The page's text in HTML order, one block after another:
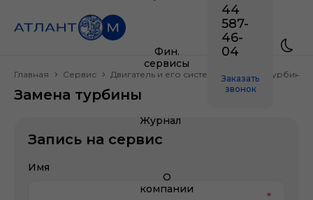
Фин.
сервисы
Журнал
О
компании
44
587-
46-
04
Заказать
звонок
Главная Сервис Двигатель и его системы Замена турбины
Замена турбины
Запись на сервис
Имя